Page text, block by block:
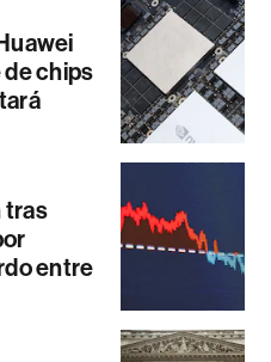
chips
tras
entre